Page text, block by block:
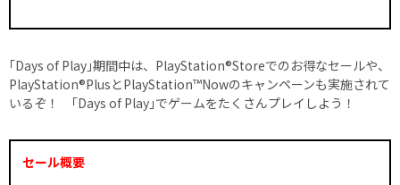
｢Days of Play｣期間中は、PlayStation®Storeでのお得なセールや、
PlayStation®PlusとPlayStation™Nowのキャンペーンも実施されて
いるぞ！ ｢Days of Play｣でゲームをたくさんプレイしよう！
セール概要